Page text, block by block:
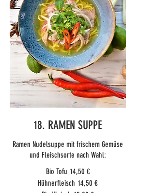
18. RAMEN SUPPE
Ramen Nudelsuppe mit frischem Gemüse
und Fleischsorte nach Wahl:
Bio Tofu 14,50 €
Hühnerfleisch 14,50 €